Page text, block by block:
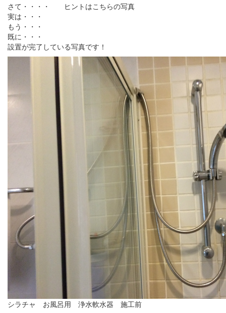
さて・・・・ ヒントはこちらの写真
実は・・・
もう・・・
既に・・・
設置が完了している写真です！
シラチャ お風呂用 浄水軟水器 施工前